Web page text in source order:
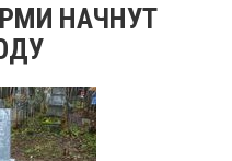
НАЧНУТ